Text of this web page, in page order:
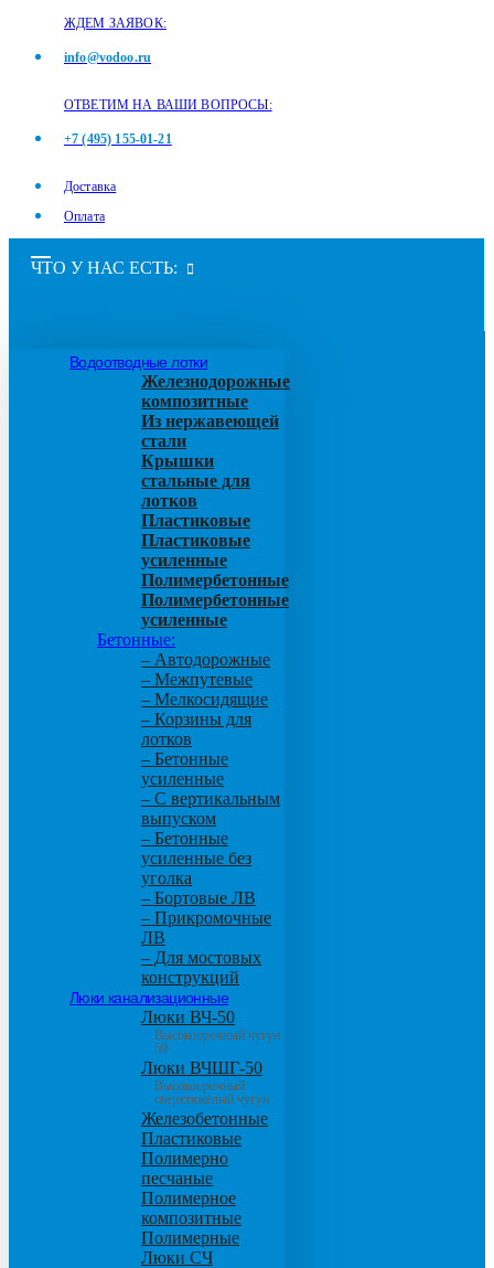
ЖДЕМ ЗАЯВОК:
info@vodoo.ru
ОТВЕТИМ НА ВАШИ ВОПРОСЫ:
+7 (495) 155-01-21
Доставка
Оплата
ЧТО У НАС ЕСТЬ:
Водоотводные лотки
Железнодорожные
композитные
Из нержавеющей
стали
Крышки
стальные для
лотков
Пластиковые
Пластиковые
усиленные
Полимербетонные
Полимербетонные
усиленные
Бетонные:
– Автодорожные
– Межпутевые
– Мелкосидящие
– Корзины для
лотков
– Бетонные
усиленные
– С вертикальным
выпуском
– Бетонные
усиленные без
уголка
– Бортовые ЛВ
– Прикромочные
ЛВ
– Для мостовых
конструкций
Люки канализационные
Люки ВЧ-50
Высокопрочный чугун
50
Люки ВЧШГ-50
Высокопрочный
сверхтяжелый чугун
Железобетонные
Пластиковые
Полимерно
песчаные
Полимерное
композитные
Полимерные
Люки СЧ